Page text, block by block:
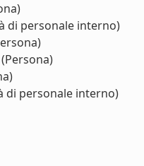
di personale interno)
(Persona)
di personale interno)